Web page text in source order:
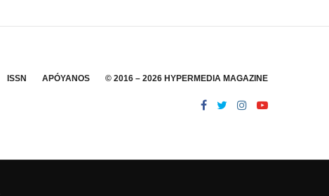
ISSN APÓYANOS © 2016 – 2026 HYPERMEDIA MAGAZINE